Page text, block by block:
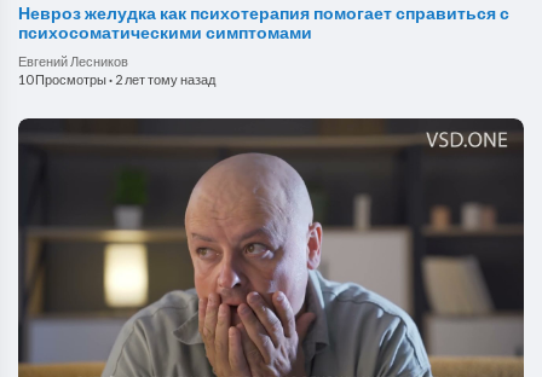
Невроз желудка как психотерапия помогает справиться с
психосоматическими симптомами
Евгений Лесников
10 Просмотры· 2 лет тому назад